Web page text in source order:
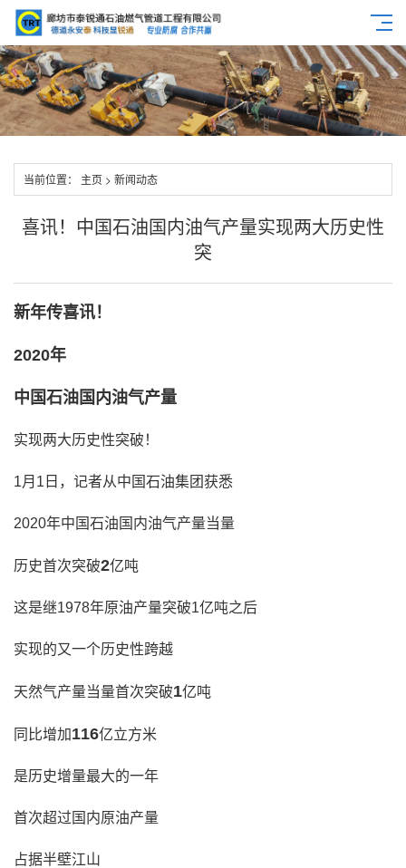
当前位置： 主页 > 新闻动态
喜讯！中国石油国内油气产量实现两大历史性
突
新年传喜讯！
2020年
中国石油国内油气产量
实现两大历史性突破！
1月1日，记者从中国石油集团获悉
2020年中国石油国内油气产量当量
历史首次突破2亿吨
这是继1978年原油产量突破1亿吨之后
实现的又一个历史性跨越
天然气产量当量首次突破1亿吨
同比增加116亿立方米
是历史增量最大的一年
首次超过国内原油产量
占据半壁江山